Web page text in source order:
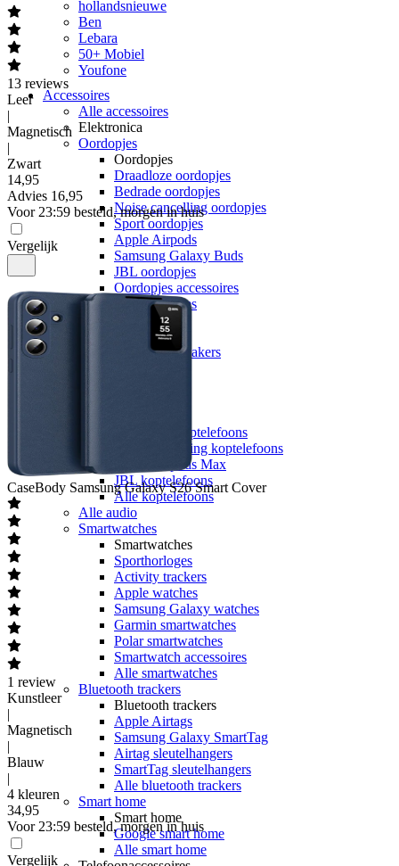
hollandsnieuwe
Ben
Lebara
50+ Mobiel
Youfone
Accessoires
Alle accessoires
Elektronica
Oordopjes
Oordopjes
Draadloze oordopjes
Bedrade oordopjes
Noise cancelling oordopjes
Sport oordopjes
Apple Airpods
Samsung Galaxy Buds
JBL oordopjes
Oordopjes accessoires
Alle oordopjes
Speakers
Bluetooth speakers
Draadloze koptelefoons
Noise cancelling koptelefoons
Apple Airpods Max
JBL koptelefoons
Alle koptelefoons
Alle audio
Smartwatches
Smartwatches
Sporthorloges
Activity trackers
Apple watches
Samsung Galaxy watches
Garmin smartwatches
Polar smartwatches
Smartwatch accessoires
Alle smartwatches
Bluetooth trackers
Bluetooth trackers
Apple Airtags
Samsung Galaxy SmartTag
Airtag sleutelhangers
SmartTag sleutelhangers
Alle bluetooth trackers
Smart home
Smart home
Google smart home
Alle smart home
13 reviews
Leer
|
Magnetisch
|
Zwart
14,95
Advies 16,95
Voor 23:59 besteld, morgen in huis
Vergelijk
CaseBody Samsung Galaxy S26 Smart Cover
1 review
Kunstleer
|
Magnetisch
|
Blauw
|
4 kleuren
34,95
Voor 23:59 besteld, morgen in huis
Vergelijk